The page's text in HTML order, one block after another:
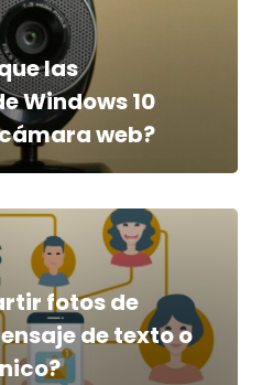
las
Windows 10
web?
fotos de
de texto o